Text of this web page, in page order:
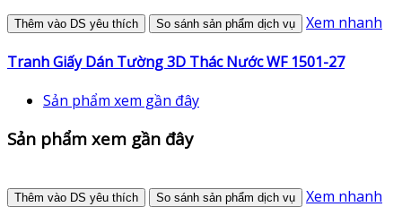
Thêm vào DS yêu thích So sánh sản phẩm dịch vụ Xem nhanh
Tranh Giấy Dán Tường 3D Thác Nước WF 1501-27
Sản phẩm xem gần đây
Sản phẩm xem gần đây
Thêm vào DS yêu thích So sánh sản phẩm dịch vụ Xem nhanh